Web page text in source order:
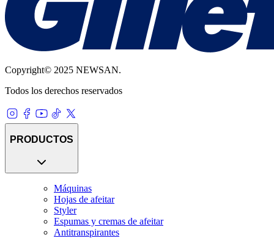
Copyright© 2025 NEWSAN.
Todos los derechos reservados
PRODUCTOS
Máquinas
Hojas de afeitar
Styler
Espumas y cremas de afeitar
Antitranspirantes